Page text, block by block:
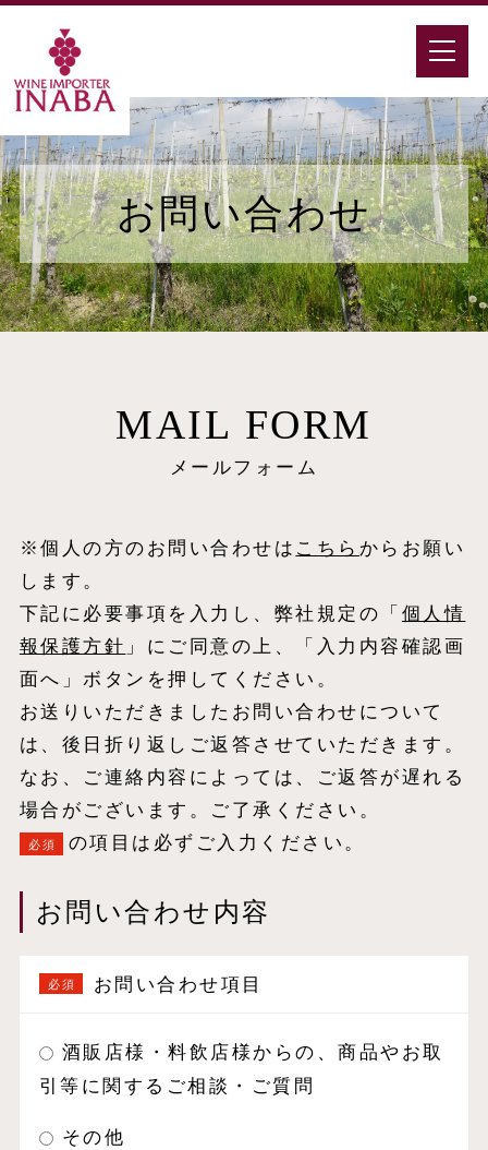
お問い合わせ
MAIL FORM
メールフォーム
※個人の方のお問い合わせは こちら からお願い
します。
下記に必要事項を入力し、弊社規定の「個⼈情
報保護⽅針 」にご同意の上、「入力内容確認画
面へ」ボタンを押してください。
お送りいただきましたお問い合わせについて
は、後日折り返しご返答させていただきます。
なお、ご連絡内容によっては、ご返答が遅れる
場合がございます。ご了承ください。
必須 の項目は必ずご入力ください。
お問い合わせ内容
お問い合わせ項目
酒販店様・料飲店様からの、商品やお取
引等に関するご相談・ご質問
その他